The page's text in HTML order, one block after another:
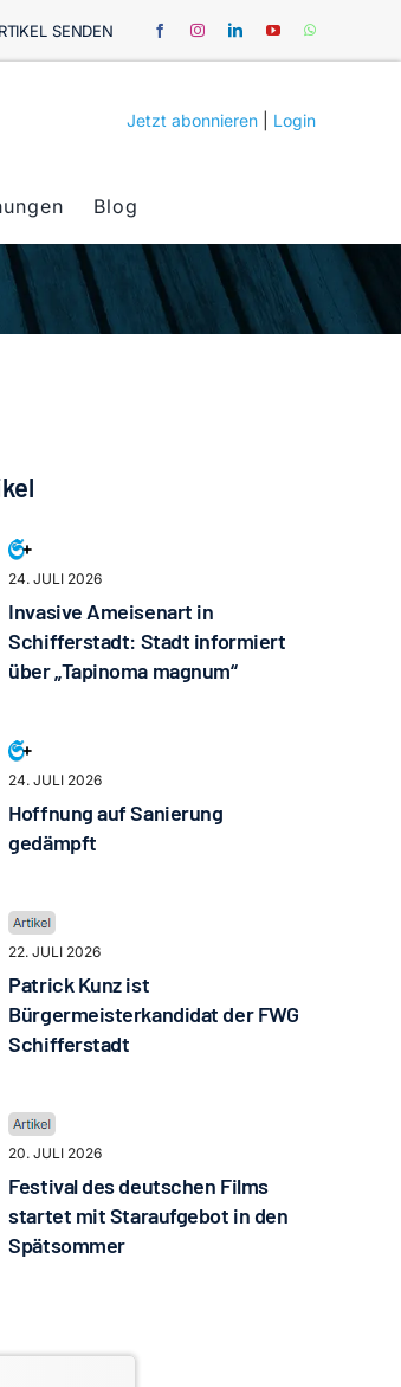
SENDEN
Jetzt abonnieren Login
Blog
24. JULI 2026
Invasive Ameisenart in
Schifferstadt: Stadt informiert
über „Tapinoma magnum“
24. JULI 2026
Hoffnung auf Sanierung
gedämpft
22. JULI 2026
Patrick Kunz ist
Bürgermeisterkandidat der FWG
Schifferstadt
20. JULI 2026
Festival des deutschen Films
startet mit Staraufgebot in den
Spätsommer